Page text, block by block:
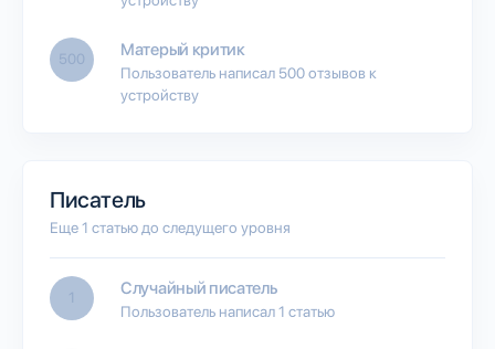
500 Матерый критик
Пользователь написал 500 отзывов к
устройству
Писатель
Еще 1 статью до следущего уровня
1 Случайный писатель
Пользователь написал 1 статью